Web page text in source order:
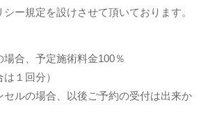
ー規定を設けさせて頂いております。
合、予定施術料金100％
１回分）
ルの場合、以後ご予約の受付は出来か